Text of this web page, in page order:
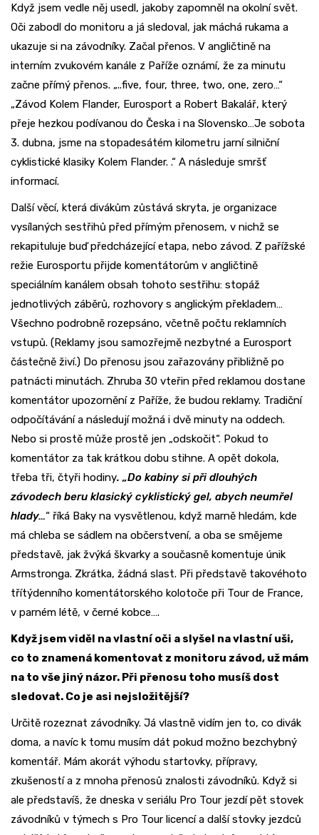
Když jsem vedle něj usedl, jakoby zapomněl na okolní svět.
Oči zabodl do monitoru a já sledoval, jak máchá rukama a
ukazuje si na závodníky. Začal přenos. V angličtině na
interním zvukovém kanále z Paříže oznámí, že za minutu
začne přímý přenos. „..five, four, three, two, one, zero…“
„Závod Kolem Flander, Eurosport a Robert Bakalář, který
přeje hezkou podívanou do Česka i na Slovensko…Je sobota
3. dubna, jsme na stopadesátém kilometru jarní silniční
cyklistické klasiky Kolem Flander. .“ A následuje smršť
informací.
Další věcí, která divákům zůstává skryta, je organizace
vysílaných sestřihů před přímým přenosem, v nichž se
rekapituluje buď předcházející etapa, nebo závod. Z pařížské
režie Eurosportu přijde komentátorům v angličtině
speciálním kanálem obsah tohoto sestřihu: stopáž
jednotlivých záběrů, rozhovory s anglickým překladem…
Všechno podrobně rozepsáno, včetně počtu reklamních
vstupů. (Reklamy jsou samozřejmě nezbytné a Eurosport
částečně živí.) Do přenosu jsou zařazovány přibližně po
patnácti minutách. Zhruba 30 vteřin před reklamou dostane
komentátor upozornění z Paříže, že budou reklamy. Tradiční
odpočítávání a následují možná i dvě minuty na oddech.
Nebo si prostě může prostě jen „odskočit“. Pokud to
komentátor za tak krátkou dobu stihne. A opět dokola,
třeba tři, čtyři hodiny. „Do kabiny si při dlouhých
závodech beru klasický cyklistický gel, abych neumřel
hlady…“ říká Baky na vysvětlenou, když marně hledám, kde
má chleba se sádlem na občerstvení, a oba se smějeme
představě, jak žvýká škvarky a současně komentuje únik
Armstronga. Zkrátka, žádná slast. Při představě takovéhoto
třítýdenního komentátorského kolotoče při Tour de France,
v parném létě, v černé kobce….
Když jsem viděl na vlastní oči a slyšel na vlastní uši,
co to znamená komentovat z monitoru závod, už mám
na to vše jiný názor. Při přenosu toho musíš dost
sledovat. Co je asi nejsložitější?
Určitě rozeznat závodníky. Já vlastně vidím jen to, co divák
doma, a navíc k tomu musím dát pokud možno bezchybný
komentář. Mám akorát výhodu startovky, přípravy,
zkušeností a z mnoha přenosů znalosti závodníků. Když si
ale představíš, že dneska v seriálu Pro Tour jezdí pět stovek
závodníků v týmech s Pro Tour licencí a další stovky jezdců